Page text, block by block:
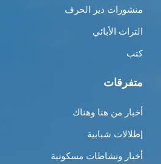
منشورات دير الحرف
التراث الأبائي
كتب
متفرقات
أخبار من هنا وهناك
إطلالات شبابية
أخبار ونشاطات مسكونية